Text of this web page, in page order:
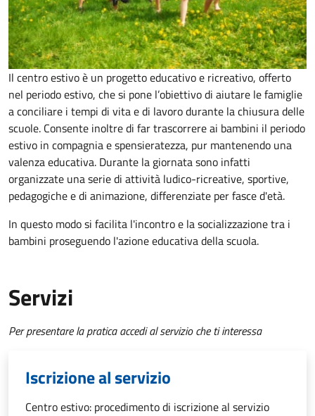
Il centro estivo è un progetto educativo e ricreativo, offerto
nel periodo estivo, che si pone l’obiettivo di aiutare le famiglie
a conciliare i tempi di vita e di lavoro durante la chiusura delle
scuole. Consente inoltre di far trascorrere ai bambini il periodo
estivo in compagnia e spensieratezza, pur mantenendo una
valenza educativa. Durante la giornata sono infatti
organizzate una serie di attività ludico-ricreative, sportive,
pedagogiche e di animazione, differenziate per fasce d'età.
In questo modo si facilita l'incontro e la socializzazione tra i
bambini proseguendo l'azione educativa della scuola.
Servizi
Per presentare la pratica accedi al servizio che ti interessa
Iscrizione al servizio
Centro estivo: procedimento di iscrizione al servizio